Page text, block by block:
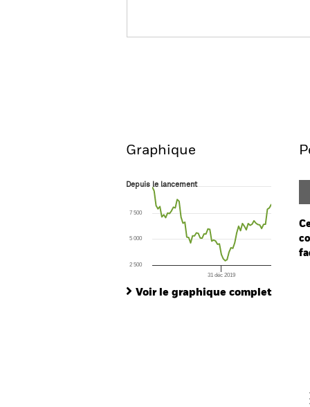
Graphique
Depuis le lancement
Line chart with 63 data points.
The chart has 1 X axis displaying Time.
The chart has 1 Y axis displaying values.
Depuis le lancement
31 déc 2019
2 500
5 000
7 500
Voir le graphique complet